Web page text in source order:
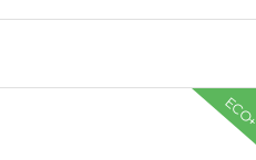
ECO+
Ver mais Cartões de visita ecológicos